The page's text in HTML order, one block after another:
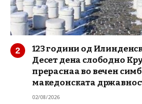
123 години од
Десет дена слободно
прераснаа во вечен
македонската
02/08/2026